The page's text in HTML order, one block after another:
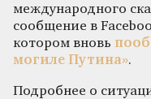
международного
сообщение в
котором вновь
могиле Путина».
Подробнее о